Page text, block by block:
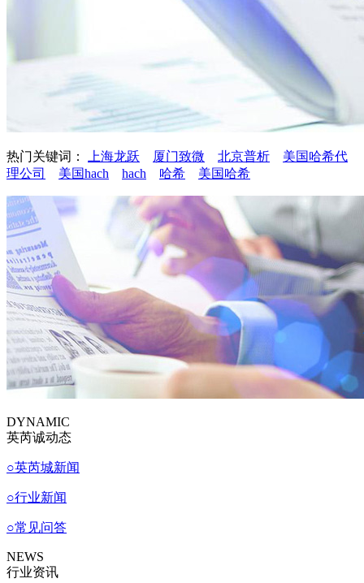
热门关键词： 上海龙跃 厦门致微 北京普析
美国哈希代
理公司
美国hach hach 哈希 美国哈希
DYNAMIC
英芮诚动态
○英芮城新闻
○行业新闻
○常见问答
NEWS
行业资讯